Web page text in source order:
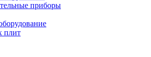
приборы
плит